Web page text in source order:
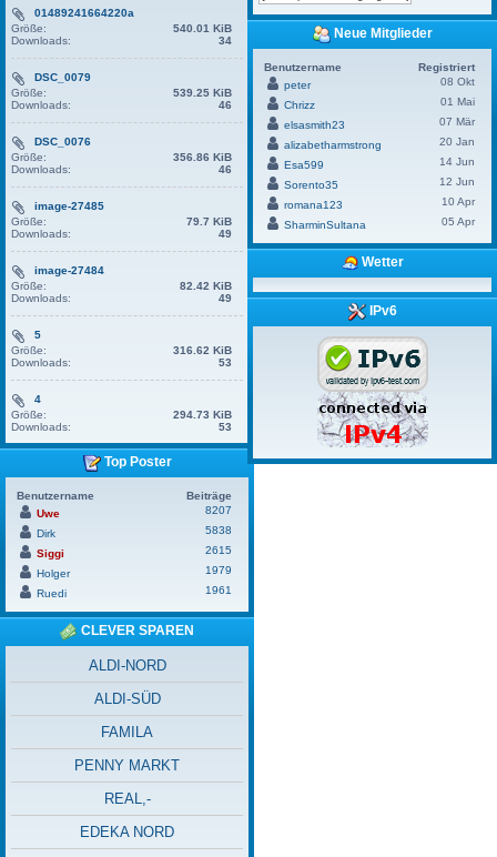
01489241664220a
Größe:
540.01 KiB
Downloads:
34
DSC_0079
Größe:
539.25 KiB
Downloads:
46
DSC_0076
Größe:
356.86 KiB
Downloads:
46
image-27485
Größe:
79.7 KiB
Downloads:
49
image-27484
Größe:
82.42 KiB
Downloads:
49
5
Größe:
316.62 KiB
Downloads:
53
4
Größe:
294.73 KiB
Downloads:
53
Top Poster
Benutzername
Beiträge
Uwe
8207
Dirk
5838
Siggi
2615
Holger
1979
Ruedi
1961
CLEVER SPAREN
ALDI-NORD
ALDI-SÜD
FAMILA
PENNY MARKT
REAL,-
EDEKA NORD
Neue Mitglieder
Benutzername
Registriert
peter
08 Okt
Chrizz
01 Mai
elsasmith23
07 Mär
alizabetharmstrong
20 Jan
Esa599
14 Jun
Sorento35
12 Jun
romana123
10 Apr
SharminSultana
05 Apr
Wetter
IPv6